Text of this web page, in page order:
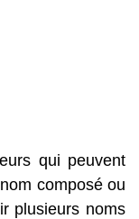
qui peuvent
composé ou
plusieurs noms